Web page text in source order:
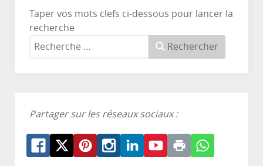
Taper vos mots clefs ci-dessous pour lancer la
recherche
Rechercher
Partager sur les réseaux sociaux :